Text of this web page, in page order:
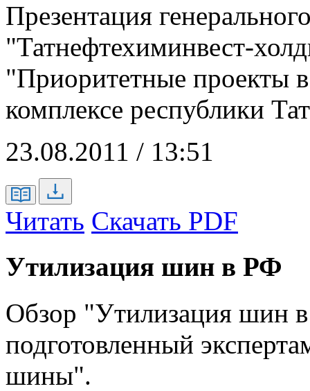
Презентация
"Татнефтехиминвест-
"Приоритетные проекты
комплексе республики
23.08.2011 / 13:51
Читать Скачать PDF
Утилизация шин в РФ
Обзор "Утилизация шин
подготовленный
шины".